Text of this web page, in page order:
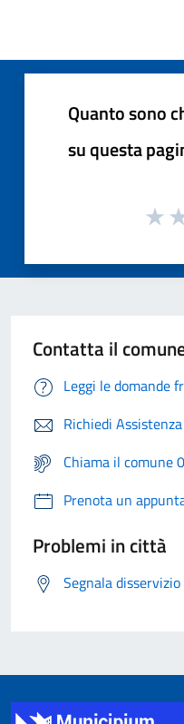
Quanto sono
su questa
Contatta il
Leggi le domande
Richiedi Assistenza
Chiama il comune
Prenota un
Problemi in città
Segnala disservizio